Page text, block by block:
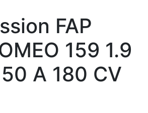
FAP
159 1.9
A 180 CV